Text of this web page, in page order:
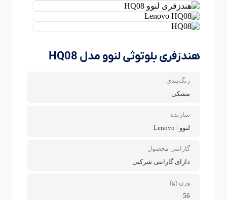
هندزفری بلوتوثی لنوو مدل HQ08
رنگ‌بندی
مشکی
سازنده
لنوو | Lenovo
گارانتی محصول
دارای گارانتی شرکتی
وزن (g)
56